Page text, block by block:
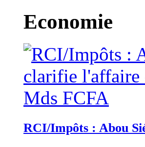
Economie
RCI/Impôts : Abou